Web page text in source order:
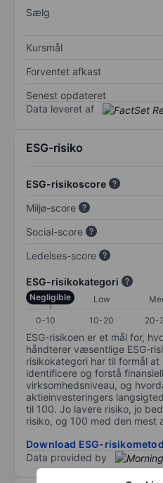
Sælg
Kursmål
Forventet afkast
Senest opdateret
Data leveret af
ESG-risiko
ESG-risikoscore
Miljø-score
Social-score
Ledelses-score
ESG-risikokategori
Negligible Low
0-10
10-20 20-
ESG-risikoen er et mål for,
håndterer væsentlige ESG-
risikokategori har til formål
identificere og forstå
virksomhedsniveau, og
aktieinvesteringers
til 100. Jo lavere risiko, jo
risiko, og 100 med den mest
Download ESG-
Data provided by